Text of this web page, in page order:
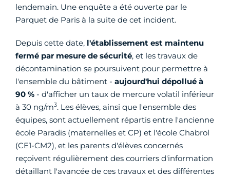
lendemain. Une enquête a été ouverte par le
Parquet de Paris à la suite de cet incident.
Depuis cette date, l'établissement est maintenu
fermé par mesure de sécurité, et les travaux de
décontamination se poursuivent pour permettre à
l'ensemble du bâtiment - aujourd'hui dépollué à
90 % - d'afficher un taux de mercure volatil inférieur
à 30 ng/m3. Les élèves, ainsi que l'ensemble des
équipes, sont actuellement répartis entre l'ancienne
école Paradis (maternelles et CP) et l'école Chabrol
(CE1-CM2), et les parents d'élèves concernés
reçoivent régulièrement des courriers d'information
détaillant l'avancée de ces travaux et des différentes